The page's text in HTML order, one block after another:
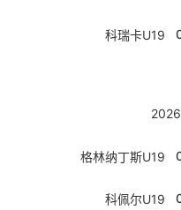
科瑞卡U19
格林纳丁斯U19
科佩尔U19